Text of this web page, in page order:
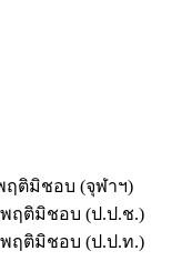
ฤติมิชอบ (จุฬาฯ)
ฤติมิชอบ (ป.ป.ช.)
ฤติมิชอบ (ป.ป.ท.)